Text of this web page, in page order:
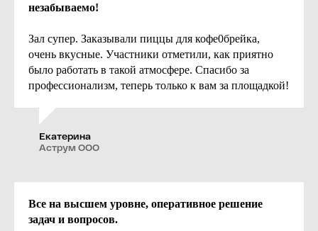
незабываемо!
Зал супер. Заказывали пиццы для кофе0брейка,
очень вкусные. Участники отметили, как приятно
было работать в такой атмосфере. Спасибо за
профессионализм, теперь только к вам за площадкой!
Екатерина
Аструм ООО
Все на высшем уровне, оперативное решение
задач и вопросов.
для праздника
для новогоднего
для юбилея
для презентаций
банкетные
Зал «Берлин» для
конференций
Зал «Берлин» для банкетов
Зал «Вена» для
оборудования
кофе-брейков
СМАРТ Одноместный
СМАРТ Полулюкс-1